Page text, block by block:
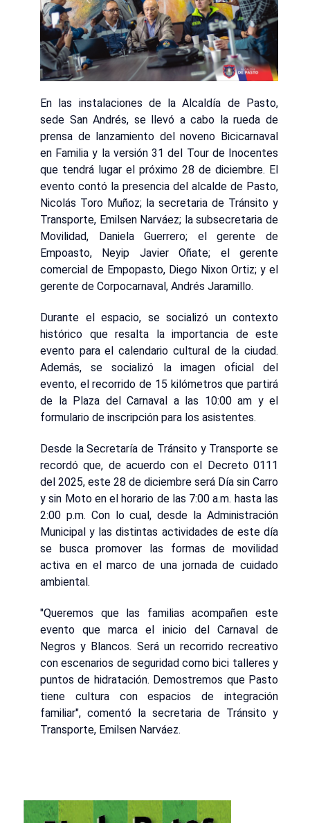
En las instalaciones de la Alcaldía de Pasto,
sede San Andrés, se llevó a cabo la rueda de
prensa de lanzamiento del noveno Bicicarnaval
en Familia y la versión 31 del Tour de Inocentes
que tendrá lugar el próximo 28 de diciembre. El
evento contó la presencia del alcalde de Pasto,
Nicolás Toro Muñoz; la secretaria de Tránsito y
Transporte, Emilsen Narváez; la subsecretaria de
Movilidad, Daniela Guerrero; el gerente de
Empoasto, Neyip Javier Oñate; el gerente
comercial de Empopasto, Diego Nixon Ortiz; y el
gerente de Corpocarnaval, Andrés Jaramillo.
Durante el espacio, se socializó un contexto
histórico que resalta la importancia de este
evento para el calendario cultural de la ciudad.
Además, se socializó la imagen oficial del
evento, el recorrido de 15 kilómetros que partirá
de la Plaza del Carnaval a las 10:00 am y el
formulario de inscripción para los asistentes.
Desde la Secretaría de Tránsito y Transporte se
recordó que, de acuerdo con el Decreto 0111
del 2025, este 28 de diciembre será Día sin Carro
y sin Moto en el horario de las 7:00 a.m. hasta las
2:00 p.m. Con lo cual, desde la Administración
Municipal y las distintas actividades de este día
se busca promover las formas de movilidad
activa en el marco de una jornada de cuidado
ambiental.
"Queremos que las familias acompañen este
evento que marca el inicio del Carnaval de
Negros y Blancos. Será un recorrido recreativo
con escenarios de seguridad como bici talleres y
puntos de hidratación. Demostremos que Pasto
tiene cultura con espacios de integración
familiar", comentó la secretaria de Tránsito y
Transporte, Emilsen Narváez.